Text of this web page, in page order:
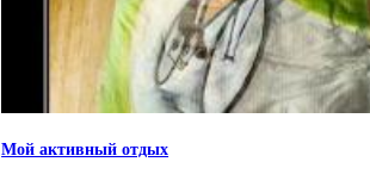
Мой активный отдых